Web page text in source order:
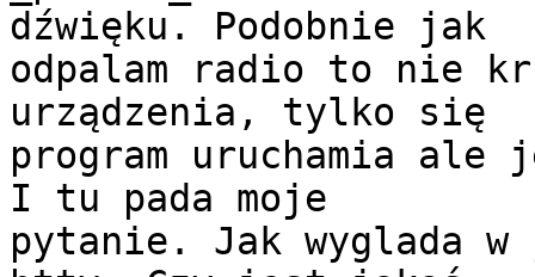
dźwięku. Podobnie jak
odpalam radio to nie
urządzenia, tylko się
program uruchamia
I tu pada moje
pytanie. Jak wyglada